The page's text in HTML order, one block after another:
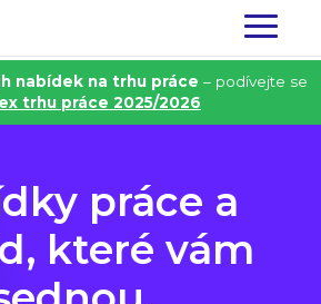
nabídek na trhu práce – podívejte se
trhu práce 2025/2026
práce a
které vám